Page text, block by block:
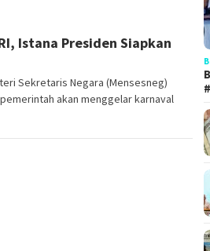
Sekretaris Negara (Mensesneg)
akan menggelar karnaval